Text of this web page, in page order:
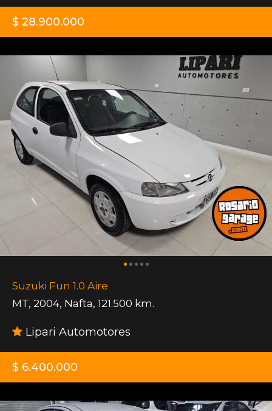
$ 28.900.000
Suzuki Fun 1.0 Aire
MT, 2004, Nafta, 121.500 km.
Lipari Automotores
$ 6.400.000